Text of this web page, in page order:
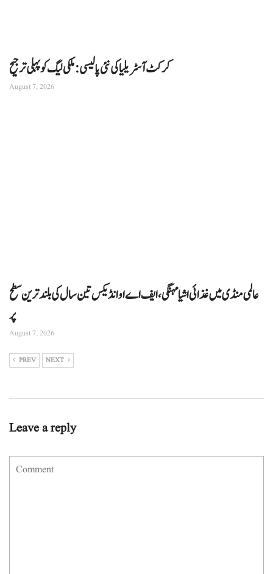
کرکٹ آسٹریلیا کی نئی پالیسی: ملکی لیگ کو پہلی ترجیح
August 7, 2026
عالمی منڈی میں غذائی اشیا مہنگی، ایف اے او انڈیکس تین سال کی بلند ترین سطح
پر
August 7, 2026
PREV NEXT
Leave a reply